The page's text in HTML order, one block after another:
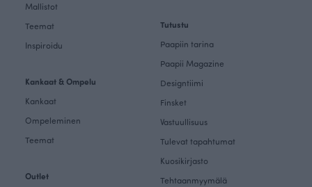
Mallistot
Teemat
Inspiroidu
Kankaat & Ompelu
Kankaat
Ompeleminen
Teemat
Outlet
Tutustu
Paapiin tarina
Paapii Magazine
Designtiimi
Finsket
Vastuullisuus
Tulevat tapahtumat
Kuosikirjasto
Tehtaanmyymälä